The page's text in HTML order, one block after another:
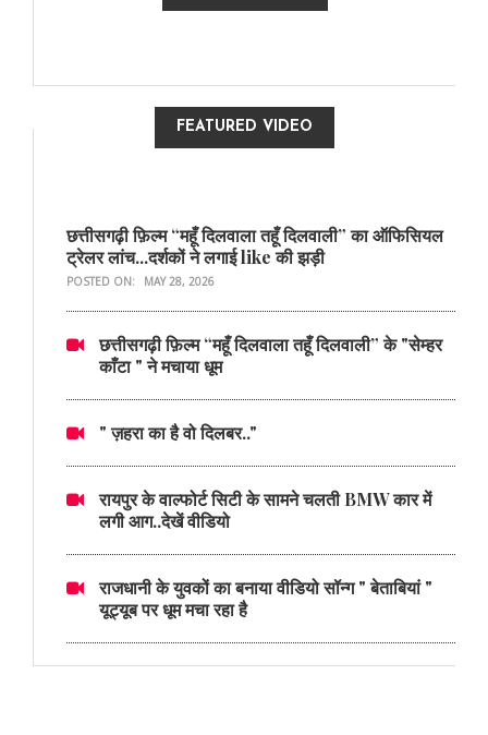
FEATURED VIDEO
छत्तीसगढ़ी फ़िल्म “महूँ दिलवाला तहूँ दिलवाली” का ऑफिसियल
ट्रेलर लांच...दर्शकों ने लगाई like की झड़ी
POSTED ON: MAY 28, 2026
छत्तीसगढ़ी फ़िल्म “महूँ दिलवाला तहूँ दिलवाली” के "सेम्हर
काँटा " ने मचाया धूम
" ज़हरा का है वो दिलबर.."
रायपुर के वाल्फोर्ट सिटी के सामने चलती BMW कार में
लगी आग..देखें वीडियो
राजधानी के युवकों का बनाया वीडियो सॉन्ग " बेताबियां "
यूट्यूब पर धूम मचा रहा है